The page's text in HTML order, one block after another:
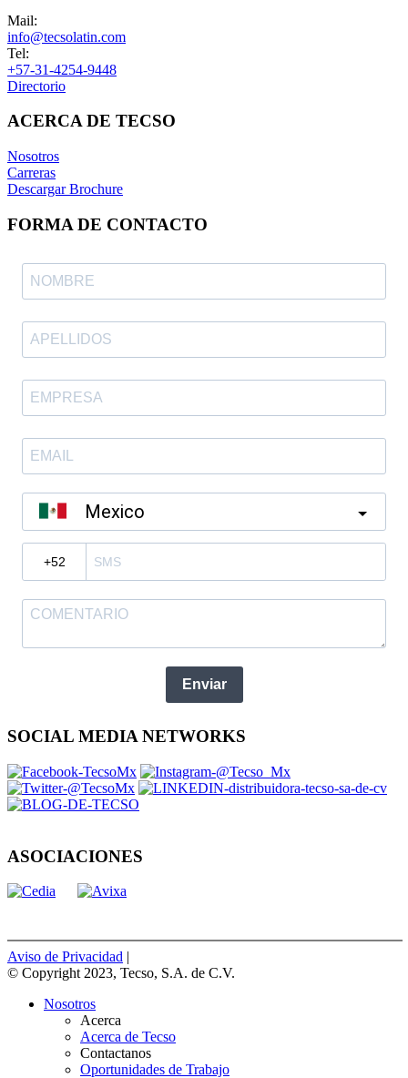
Mail:
info@tecsolatin.com
Tel:
+57-31-4254-9448
Directorio
ACERCA DE TECSO
Nosotros
Carreras
Descargar Brochure
FORMA DE CONTACTO
Mexico
Enviar
SOCIAL MEDIA NETWORKS
ASOCIACIONES
Aviso de Privacidad |
© Copyright 2023, Tecso, S.A. de C.V.
Nosotros
Acerca
Acerca de Tecso
Contactanos
Oportunidades de Trabajo